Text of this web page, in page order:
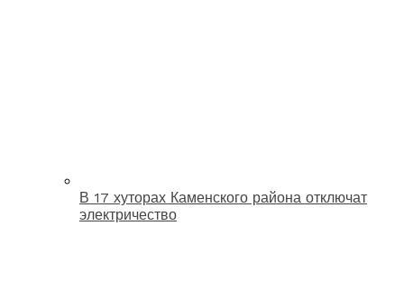
В 17 хуторах Каменского района отключат
электричество